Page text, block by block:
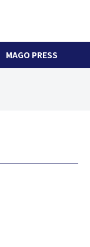
MAGO PRESS